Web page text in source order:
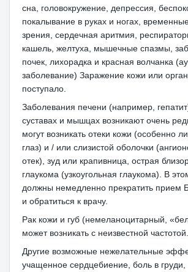
сна, головокружение, депрессия,
покалывание в руках и ногах,
зрения, сердечная аритмия,
кашель, желтуха, мышечные спазмы,
почек, лихорадка и красная волчанка
заболевание) Заражение кожи или
поступало.
Заболевания печени (например,
суставах и мышцах возникают очень
могут возникать отеки кожи (особенно
глаз) и / или слизистой оболочки
отек), зуд или крапивница, острая
глаукома (узкоугольная глаукома). В
должны немедленно прекратить прием
и обратиться к врачу.
Рак кожи и губ (немеланоцитарный,
может возникать с неизвестной частотой.
Другие возможные нежелательные
учащенное сердцебиение, боль в груди,